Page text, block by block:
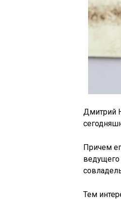
Дмитрий
Причем
ведущего
Тем